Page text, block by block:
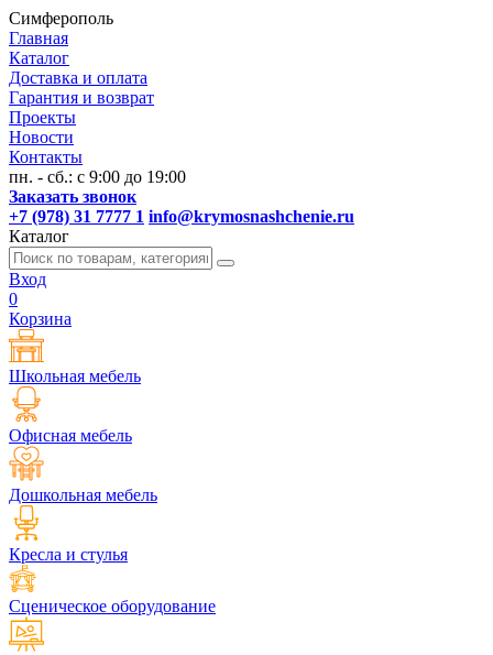
Симферополь
Главная
Каталог
Доставка и оплата
Гарантия и возврат
Проекты
Новости
Контакты
пн. - сб.: с 9:00 до 19:00
Заказать звонок
+7 (978) 31 7777 1 info@krymosnashchenie.ru
Каталог
Вход
0
Корзина
Школьная мебель
Офисная мебель
Дошкольная мебель
Кресла и стулья
Сценическое оборудование